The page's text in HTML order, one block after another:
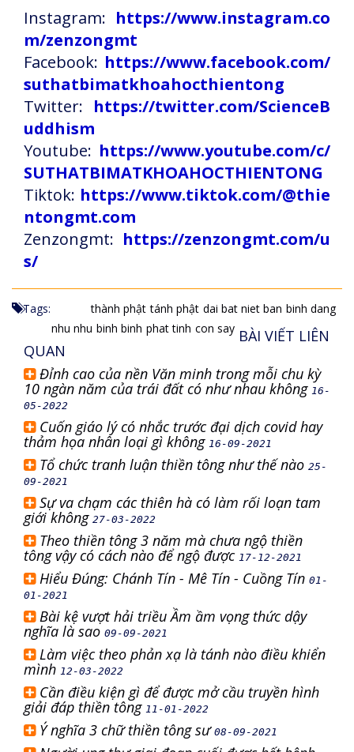
Instagram: https://www.instagram.co
m/zenzongmt
Facebook: https://www.facebook.com/
suthatbimatkhoahocthientong
Twitter: https://twitter.com/ScienceB
uddhism
Youtube: https://www.youtube.com/c/
SUTHATBIMATKHOAHOCTHIENTONG
Tiktok: https://www.tiktok.com/@thie
ntongmt.com
Zenzongmt: https://zenzongmt.com/u
s/
Tags: thành phật tánh phật dai bat niet ban binh dang
nhu nhu binh binh phat tinh con say BÀI VIẾT LIÊN
QUAN
Đỉnh cao của nền Văn minh trong mỗi chu kỳ
10 ngàn năm của trái đất có như nhau không 16-
05-2022
Cuốn giáo lý có nhắc trước đại dịch covid hay
thảm họa nhân loại gì không 16-09-2021
Tổ chức tranh luận thiền tông như thế nào 25-
09-2021
Sự va chạm các thiên hà có làm rối loạn tam
giới không 27-03-2022
Theo thiền tông 3 năm mà chưa ngộ thiền
tông vậy có cách nào để ngộ được 17-12-2021
Hiểu Đúng: Chánh Tín - Mê Tín - Cuồng Tín 01-
01-2021
Bài kệ vượt hải triều Ầm ầm vọng thức dậy
nghĩa là sao 09-09-2021
Làm việc theo phản xạ là tánh nào điều khiển
mình 12-03-2022
Cần điều kiện gì để được mở cầu truyền hình
giải đáp thiền tông 11-01-2022
Ý nghĩa 3 chữ thiền tông sư 08-09-2021